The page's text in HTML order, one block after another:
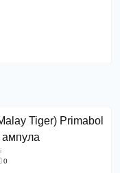
Tiger) Primabol
ампула
0